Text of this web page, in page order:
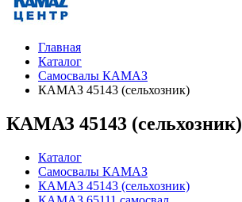
Главная
Каталог
Самосвалы КАМАЗ
КАМАЗ 45143 (сельхозник)
КАМАЗ 45143 (сельхозник)
Каталог
Самосвалы КАМАЗ
КАМАЗ 45143 (сельхозник)